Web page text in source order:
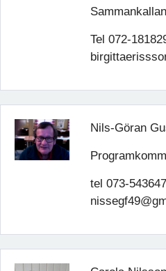
Tel 072-
Nils-Göran
tel 073-